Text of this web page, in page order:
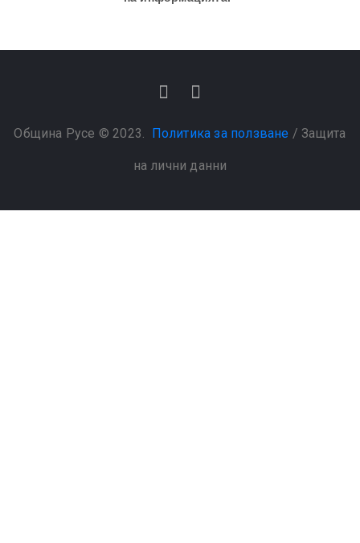
Община Русе © 2023. Политика за ползване / Защита
на лични данни